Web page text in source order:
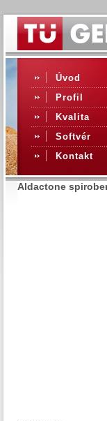
Úvod
Profil
Kvalita
Softvér
Kontakt
Aldactone